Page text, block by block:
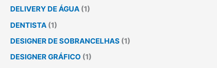
DELIVERY DE ÁGUA (1)
DENTISTA (1)
DESIGNER DE SOBRANCELHAS (1)
DESIGNER GRÁFICO (1)